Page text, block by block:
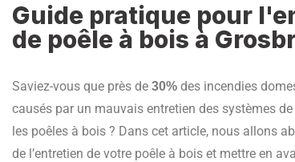
Guide pratique pour
de poêle à bois à
Saviez-vous que près de 30% des incendies
causés par un mauvais entretien des systèmes
les poêles à bois ? Dans cet article, nous allons
de l’entretien de votre poêle à bois et mettre en